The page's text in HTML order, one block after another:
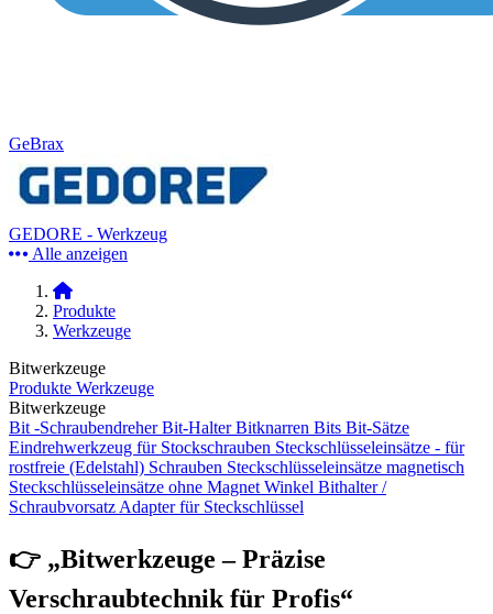
GeBrax
GEDORE - Werkzeug
Alle anzeigen
Produkte
Werkzeuge
Bitwerkzeuge
Produkte Werkzeuge
Bitwerkzeuge
Bit -Schraubendreher Bit-Halter Bitknarren Bits Bit-Sätze
Eindrehwerkzeug für Stockschrauben Steckschlüsseleinsätze - für
rostfreie (Edelstahl) Schrauben Steckschlüsseleinsätze magnetisch
Steckschlüsseleinsätze ohne Magnet Winkel Bithalter /
Schraubvorsatz Adapter für Steckschlüssel
👉 „Bitwerkzeuge – Präzise
Verschraubtechnik für Profis“